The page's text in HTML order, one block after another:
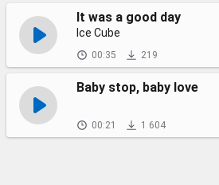
It was a good day
Ice Cube
00:35 219
Baby stop, baby love
00:21 1 604